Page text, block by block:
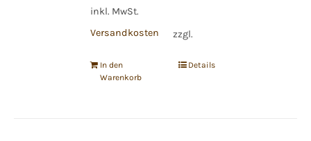
inkl. MwSt.
zzgl.
Versandkosten
In den
Warenkorb
Details